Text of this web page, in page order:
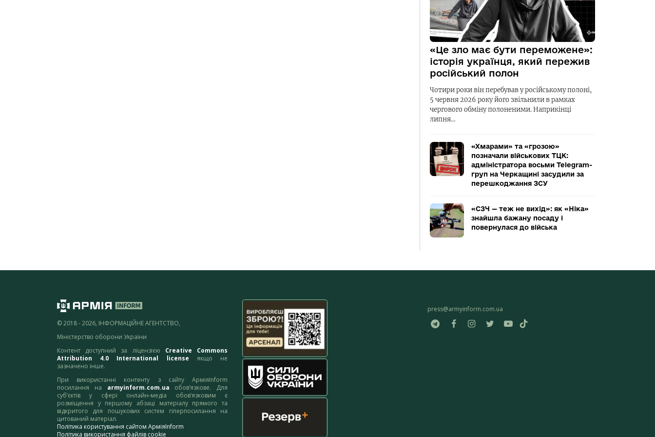
«Це зло має бути переможене»:
історія українця, який пережив
російський полон
Чотири роки він перебував у російському полоні,
5 червня 2026 року його звільнили в рамках
чергового обміну полоненими. Наприкінці
липня…
«Хмарами» та «грозою»
позначали військових ТЦК:
адміністратора восьми Telegram-
груп на Черкащині засудили за
перешкоджання ЗСУ
«СЗЧ — теж не вихід»: як «Ніка»
знайшла бажану посаду і
повернулася до війська
© 2018 - 2026, ІНФОРМАЦІЙНЕ АГЕНТСТВО,
Міністерство оборони України
Контент доступний за ліцензією Creative Commons
Attribution 4.0 International license якщо не
зазначено інше.
При використанні контенту з сайту АрміяInform
посилання на armyinform.com.ua обов’язкове. Для
суб’єктів у сфері онлайн-медіа обов’язковим є
розміщення у першому абзаці матеріалу прямого та
відкритого для пошукових систем гіперпосилання на
цитований матеріал.
Політика користування сайтом АрміяInform
Політика використання файлів cookie
press@armyinform.com.ua